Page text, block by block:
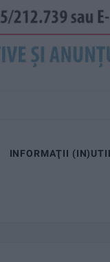
INFORMAŢII